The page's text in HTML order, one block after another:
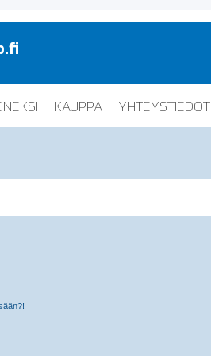
KAUPPA YHTEYSTIEDOT